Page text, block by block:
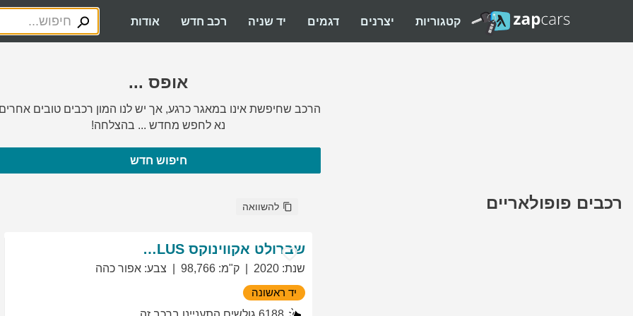
קטגוריות יצרנים דגמים יד שניה רכב חדש אודות
אופס ...
הרכב שחיפשת אינו במאגר כרגע, אך יש לנו המון רכבים טובים
נא לחפש מחדש ... בהצלחה!
חיפוש חדש
רכבים פופולאריים להשוואה
שברולט אקווינוקס LT PLUS
שנת:
2020 ק"מ:
98,766 צבע: אפור כהה
יד ראשונה